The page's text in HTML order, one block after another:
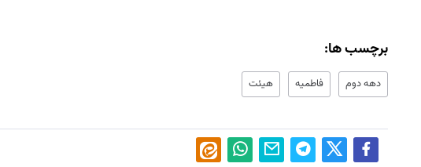
برچسب ها:
دهه دوم فاطمیه هیئت